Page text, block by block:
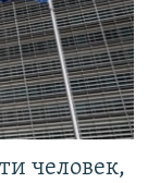
человек,